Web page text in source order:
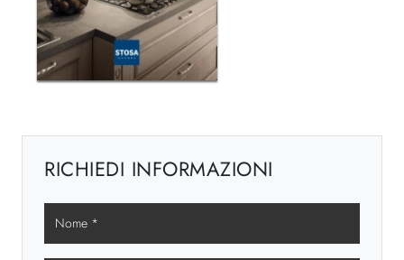
RICHIEDI INFORMAZIONI